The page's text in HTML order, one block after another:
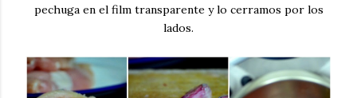
pechuga en el film transparente y lo cerramos por los
lados.